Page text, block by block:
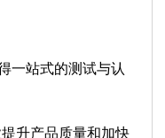
一站式的测试与认
升产品质量和加快